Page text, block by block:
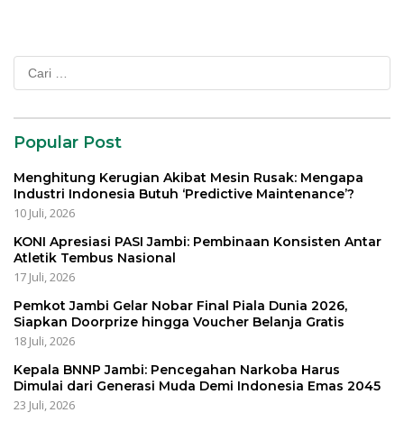
Cari
untuk:
Popular Post
Menghitung Kerugian Akibat Mesin Rusak: Mengapa
Industri Indonesia Butuh ‘Predictive Maintenance’?
10 Juli, 2026
KONI Apresiasi PASI Jambi: Pembinaan Konsisten Antar
Atletik Tembus Nasional
17 Juli, 2026
Pemkot Jambi Gelar Nobar Final Piala Dunia 2026,
Siapkan Doorprize hingga Voucher Belanja Gratis
18 Juli, 2026
Kepala BNNP Jambi: Pencegahan Narkoba Harus
Dimulai dari Generasi Muda Demi Indonesia Emas 2045
23 Juli, 2026